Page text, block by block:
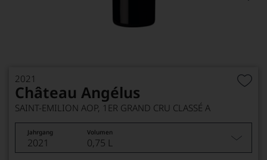
2021
Château Angélus
SAINT-EMILION AOP, 1ER GRAND CRU CLASSÉ A
Jahrgang Volumen
2021 0,75 L